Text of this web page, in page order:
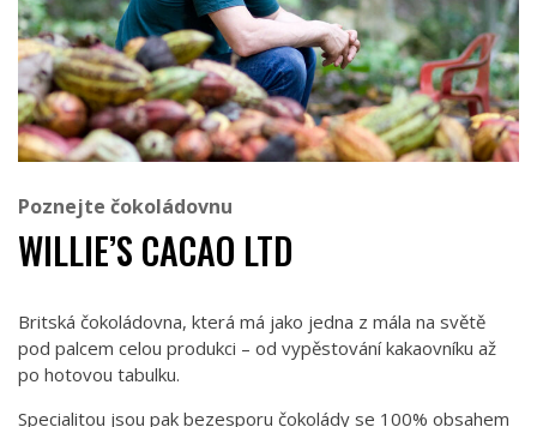
Poznejte čokoládovnu
WILLIE’S CACAO LTD
Britská čokoládovna, která má jako jedna z mála na světě
pod palcem celou produkci – od vypěstování kakaovníku až
po hotovou tabulku.
Specialitou jsou pak bezesporu čokolády se 100% obsahem